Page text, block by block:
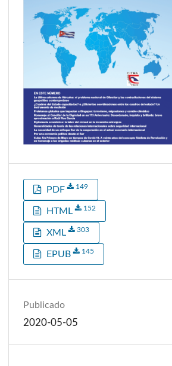
PDF 149
HTML 152
XML 303
EPUB 145
Publicado
2020-05-05